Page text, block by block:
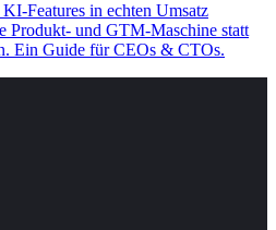
Features in echten Umsatz
Produkt- und GTM-Maschine statt
Ein Guide für CEOs & CTOs.